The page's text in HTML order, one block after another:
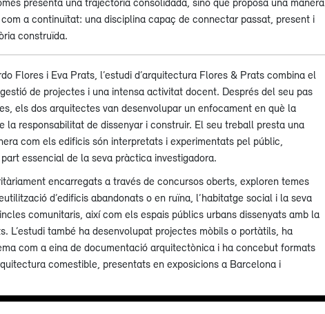
com a continuïtat: una disciplina capaç de connectar passat, present i
construïda.
Flores i Eva Prats, l’estudi d’arquitectura Flores & Prats combina el
de projectes i una intensa activitat docent. Després del seu pas
els dos arquitectes van desenvolupar un enfocament en què la
la responsabilitat de dissenyar i construir. El seu treball presta una
com els edificis són interpretats i experimentats pel públic,
essencial de la seva pràctica investigadora.
encarregats a través de concursos oberts, exploren temes
d’edificis abandonats o en ruïna, l’habitatge social i la seva
comunitaris, així com els espais públics urbans dissenyats amb la
L’estudi també ha desenvolupat projectes mòbils o portàtils, ha
com a eina de documentació arquitectònica i ha concebut formats
comestible, presentats en exposicions a Barcelona i